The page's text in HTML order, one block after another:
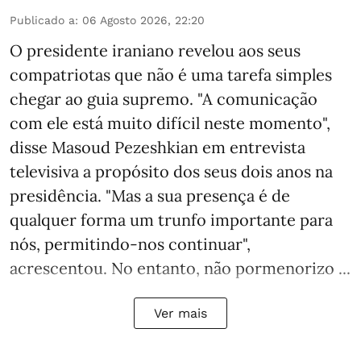
Publicado a: 06 Agosto 2026, 22:20
O presidente iraniano revelou aos seus
compatriotas que não é uma tarefa simples
chegar ao guia supremo. "A comunicação
com ele está muito difícil neste momento",
disse Masoud Pezeshkian em entrevista
televisiva a propósito dos seus dois anos na
presidência. "Mas a sua presença é de
qualquer forma um trunfo importante para
nós, permitindo-nos continuar",
acrescentou. No entanto, não pormenorizo ...
Ver mais